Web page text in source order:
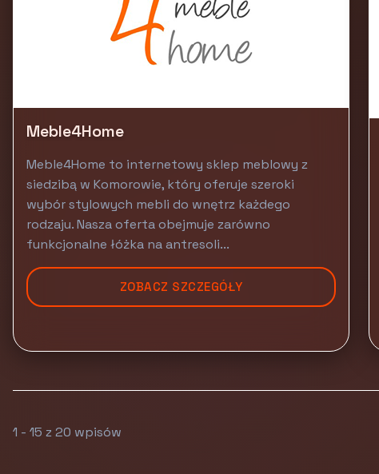
Meble4Home
Meble4Home to internetowy sklep meblowy z
siedzibą w Komorowie, który oferuje szeroki
wybór stylowych mebli do wnętrz każdego
rodzaju. Nasza oferta obejmuje zarówno
funkcjonalne łóżka na antresoli...
ZOBACZ SZCZEGÓŁY
1 - 15 z 20 wpisów